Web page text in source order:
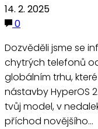
14. 2. 2025
0
Dozvěděli jsme se
chytrých telefonů
globálním trhu,
nástavby HyperOS
tvůj model, v
příchod novějšího…